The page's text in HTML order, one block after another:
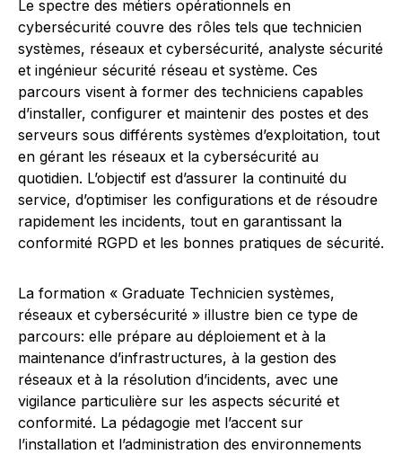
Le spectre des métiers opérationnels en
cybersécurité couvre des rôles tels que technicien
systèmes, réseaux et cybersécurité, analyste sécurité
et ingénieur sécurité réseau et système. Ces
parcours visent à former des techniciens capables
d’installer, configurer et maintenir des postes et des
serveurs sous différents systèmes d’exploitation, tout
en gérant les réseaux et la cybersécurité au
quotidien. L’objectif est d’assurer la continuité du
service, d’optimiser les configurations et de résoudre
rapidement les incidents, tout en garantissant la
conformité RGPD et les bonnes pratiques de sécurité.
La formation « Graduate Technicien systèmes,
réseaux et cybersécurité » illustre bien ce type de
parcours: elle prépare au déploiement et à la
maintenance d’infrastructures, à la gestion des
réseaux et à la résolution d’incidents, avec une
vigilance particulière sur les aspects sécurité et
conformité. La pédagogie met l’accent sur
l’installation et l’administration des environnements